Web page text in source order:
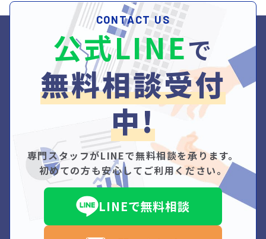
CONTACT US
公式LINEで
無料相談受付
中!
専門スタッフがLINEで無料相談を承ります。
初めての方も安心してご利用ください。
LINEで無料相談